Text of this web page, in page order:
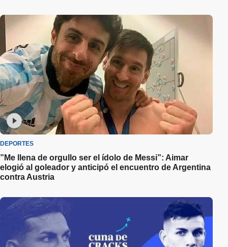
DEPORTES
”Me llena de orgullo ser el ídolo de Messi”: Aimar
elogió al goleador y anticipó el encuentro de Argentina
contra Austria